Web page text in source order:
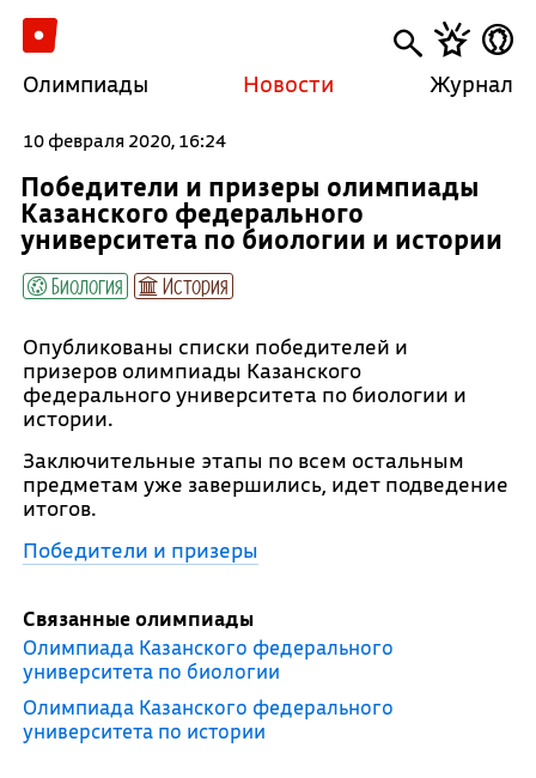
Олимпиады Новости Журнал
10 февраля 2020, 16:24
Победители и призеры олимпиады
Казанского федерального
университета по биологии и истории
Биология История
Опубликованы списки победителей и
призеров олимпиады Казанского
федерального университета по биологии и
истории.
Заключительные этапы по всем остальным
предметам уже завершились, идет подведение
итогов.
Победители и призеры
Связанные олимпиады
Олимпиада Казанского федерального
университета по биологии
Олимпиада Казанского федерального
университета по истории